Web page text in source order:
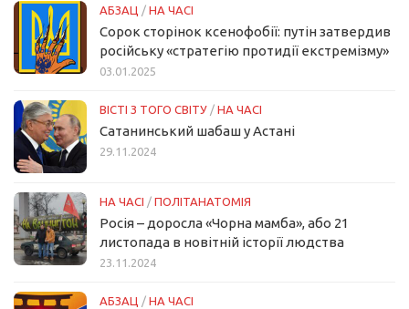
АБЗАЦ / НА ЧАСІ
Сорок сторінок ксенофобії: путін затвердив
російську «стратегію протидії екстремізму»
03.01.2025
ВІСТІ З ТОГО СВІТУ / НА ЧАСІ
Сатанинський шабаш у Астані
29.11.2024
НА ЧАСІ / ПОЛІТАНАТОМІЯ
Росія – доросла «Чорна мамба», або 21
листопада в новітній історії людства
23.11.2024
АБЗАЦ / НА ЧАСІ